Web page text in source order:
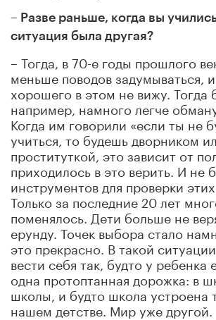
– Разве раньше, когда вы
ситуация была другая?
– Тогда, в 70-е годы прошлого
меньше поводов задумываться,
хорошего в этом не вижу. Тогда
например, намного легче
Когда им говорили «если ты не
учиться, то будешь дворником
проституткой, это зависит от
приходилось в это верить. И не
инструментов для проверки
Только за последние 20 лет
поменялось. Дети больше не
ерунду. Точек выбора стало
это прекрасно. В такой
вести себя так, будто у ребенка
одна протоптанная дорожка: в
школы, и будто школа устроена
нашем детстве. Мир уже другой.